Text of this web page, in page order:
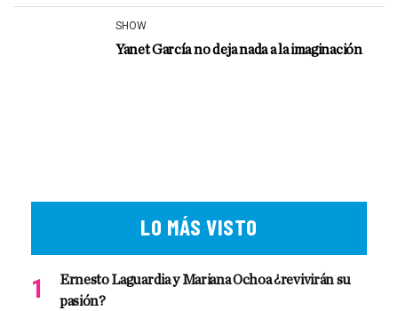
SHOW
Yanet García no deja nada a la imaginación
LO MÁS VISTO
Ernesto Laguardia y Mariana Ochoa ¿revivirán su
pasión?